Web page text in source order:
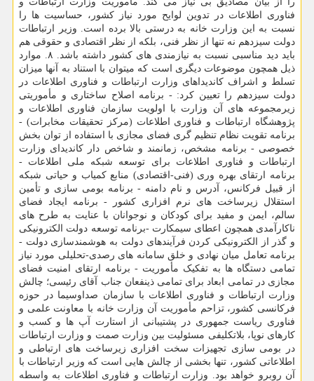
فناوری اطلاعات در تدوین لوایح مورد نیاز کشور، حساسیت ها را
نسبت به این وزارت خانه به درستی بالا برده است. وزیر ارتباطات
دولت سیزدهم نه تنها از نظر فنی، بلکه از نظر اقتصادی و حقوقی هم
باید دید مناسبی نسبت به نیازمندی های کشور داشته باشد. ۸. موارد
ذیل همچون موضوعات دیگری است که میتوان با استناد به آنها میزان
تسلط و اشراف کاندیداهای وزارت ارتباطات و فناوری اطلاعات در
دولت سیزدهم را تعیین کرد: - برنامه اصلاح ساختاری و مأموریتی
زیرمجموعه های آن وزارت با اولویت سازمان فناوری اطلاعات و
پژوهشگاه ارتباطات و فناوری اطلاعات (مرکز تحقیقات مخابرات) -
برنامه تقویت نظام تنظیم گری فضای مجازی با استفاده از توان بخش
خصوصی - برنامه مشخص، زمانمند و شاخص دار کاندیدای وزارت
ارتباطات و فناوری اطلاعات برای توسعه شبکه ملی اطلاعات -
برنامه ارتقای بهره وری (فنی-اقتصادی) منابع کمیاب و حیاتی شبکه
از قبیل فرکانس، آدرس و نام دامنه - برنامه بومی سازی و تأمین
استقلال زیرساخت های نرم افزاری کشور - برنامه ایجاد فضای
سالم، ایمن و مفید برای کودکان و نوجوانان با عنایت به طرح های
ناکارآمدی همچون اعطای سیمکارت -برنامه توسعه دولت الکترونیکی
و گذر از الکترونیکی کردن فرآیندهای دولت به هوشمندسازی دولت -
برنامه تعامل میان نهادی و خلق سامانه های رصدی-تحلیلی مورد نیاز
تمامی دستگاه ها به تفکیک مأموریت - برنامه ارتقای امنیت فضای
مجازی در تمامی ابعاد برای تمامی ذینفعان جناب آقای رئیسی؛ چالش
وزارت ارتباطات و فناوری اطلاعات با سازمان صداوسیما در حوزه
فرکانسی کشور، تزاحم مأموریت آن وزارت خانه با معاونت علمی و
فناوری ریاست جمهوری در پشتیبانی از استارت آپ ها و کسب و
کارهای نوپا، بلاتکلیفی مسئولیت بین وزارت صمت و وزارت ارتباطات
در بومی سازی تجهیزات سخت افزاری زیرساخت های ارتباطی و
اطلاعاتی کشور، تنها بخشی از چالش هایی است که وزیر ارتباطات با
آن روبرو خواهد بود. وزارت ارتباطات و فناوری اطلاعات به واسطه